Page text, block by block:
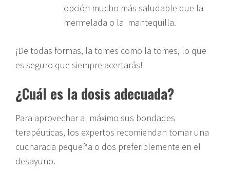
opción mucho más saludable que la
mermelada o la mantequilla.
¡De todas formas, la tomes como la tomes, lo que
es seguro que siempre acertarás!
¿Cuál es la dosis adecuada?
Para aprovechar al máximo sus bondades
terapéuticas, los expertos recomiendan tomar una
cucharada pequeña o dos preferiblemente en el
desayuno.